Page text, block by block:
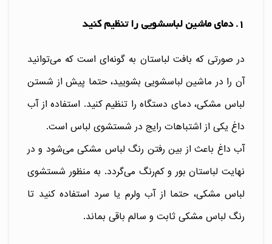
1. دمای ماشین لباسشویی را تنظیم کنید
در صورتی که بافت لباستان به گونه‌ای است که می‌توانید
آن را در ماشین لباسشویی بشویید، حتما پیش از شستن
لباس مشکی، دمای دستگاه را تنظیم کنید. استفاده از آب
داغ یکی از اشتباهات رایج در شستشوی لباس است.
آب داغ باعث از بین رفتن رنگ لباس مشکی می‌شود و در
نهایت لباستان بور و کم‌رنگ می‌گردد. به منظور شستشوی
لباس مشکی، حتما از آب ولرم یا سرد استفاده کنید تا
رنگ لباس مشکی ثابت و سالم باقی بماند.